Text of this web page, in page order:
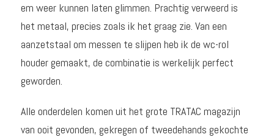
em weer kunnen laten glimmen. Prachtig verweerd is
het metaal, precies zoals ik het graag zie. Van een
aanzetstaal om messen te slijpen heb ik de wc-rol
houder gemaakt, de combinatie is werkelijk perfect
geworden.
Alle onderdelen komen uit het grote TRATAC magazijn
van ooit gevonden, gekregen of tweedehands gekochte